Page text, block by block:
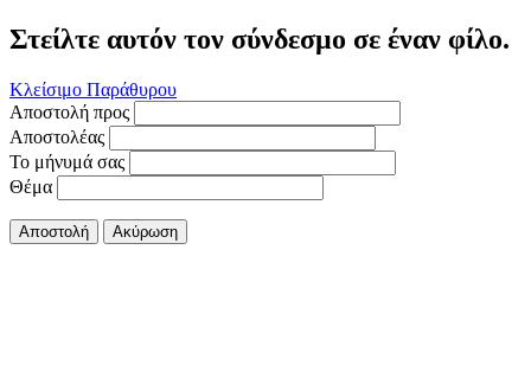
Στείλτε αυτόν τον σύνδεσμο σε έναν φίλο.
Κλείσιμο Παράθυρου
Αποστολή προς
Αποστολέας
Το μήνυμά σας
Θέμα
Αποστολή Ακύρωση